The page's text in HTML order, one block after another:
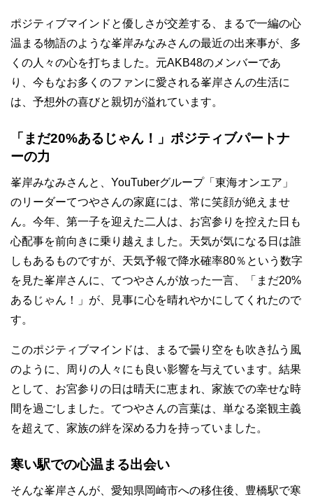
ポジティブマインドと優しさが交差する、まるで一編の心
温まる物語のような峯岸みなみさんの最近の出来事が、多
くの人々の心を打ちました。元AKB48のメンバーであ
り、今もなお多くのファンに愛される峯岸さんの生活に
は、予想外の喜びと親切が溢れています。
「まだ20%あるじゃん！」ポジティブパートナ
ーの力
峯岸みなみさんと、YouTuberグループ「東海オンエア」
のリーダーてつやさんの家庭には、常に笑顔が絶えませ
ん。今年、第一子を迎えた二人は、お宮参りを控えた日も
心配事を前向きに乗り越えました。天気が気になる日は誰
しもあるものですが、天気予報で降水確率80％という数字
を見た峯岸さんに、てつやさんが放った一言、「まだ20%
あるじゃん！」が、見事に心を晴れやかにしてくれたので
す。
このポジティブマインドは、まるで曇り空をも吹き払う風
のように、周りの人々にも良い影響を与えています。結果
として、お宮参りの日は晴天に恵まれ、家族での幸せな時
間を過ごしました。てつやさんの言葉は、単なる楽観主義
を超えて、家族の絆を深める力を持っていました。
寒い駅での心温まる出会い
そんな峯岸さんが、愛知県岡崎市への移住後、豊橋駅で寒